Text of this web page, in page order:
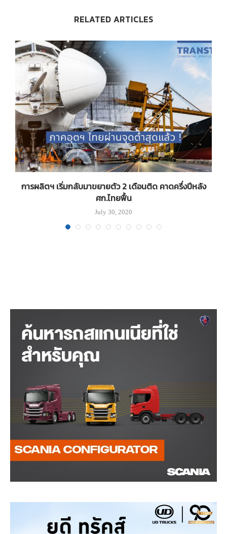
RELATED ARTICLES
การผลิตฯ เริ่มกลับมาขยายตัว 2 เดือนติด คาดครึ่งปีหลัง
ศก.ไทยฟื้น
July 30, 2020